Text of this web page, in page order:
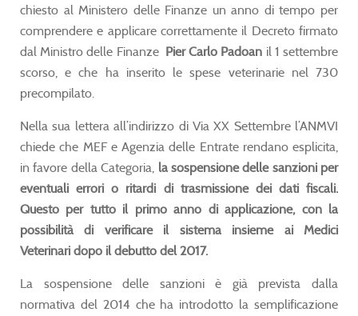
chiesto al Ministero delle Finanze un anno di tempo per
comprendere e applicare correttamente il Decreto firmato
dal Ministro delle Finanze Pier Carlo Padoan il 1 settembre
scorso, e che ha inserito le spese veterinarie nel 730
precompilato.
Nella sua lettera all’indirizzo di Via XX Settembre l’ANMVI
chiede che MEF e Agenzia delle Entrate rendano esplicita,
in favore della Categoria, la sospensione delle sanzioni per
eventuali errori o ritardi di trasmissione dei dati fiscali.
Questo per tutto il primo anno di applicazione, con la
possibilità di verificare il sistema insieme ai Medici
Veterinari dopo il debutto del 2017.
La sospensione delle sanzioni è già prevista dalla
normativa del 2014 che ha introdotto la semplificazione